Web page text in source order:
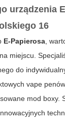
urządzenia
16
E-Papierosa,
miejscu.
do
vape
mod boxy.